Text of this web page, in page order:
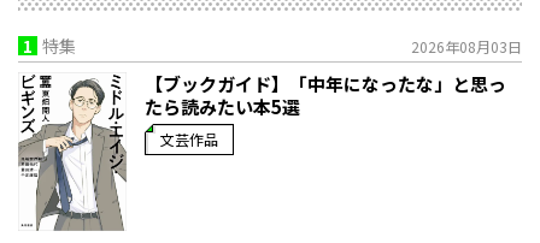
1 特集 2026年08月03日
【ブックガイド】「中年になったな」と思っ
たら読みたい本5選
文芸作品